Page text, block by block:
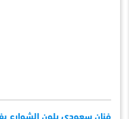
فنان سعودي يلون الشوارع